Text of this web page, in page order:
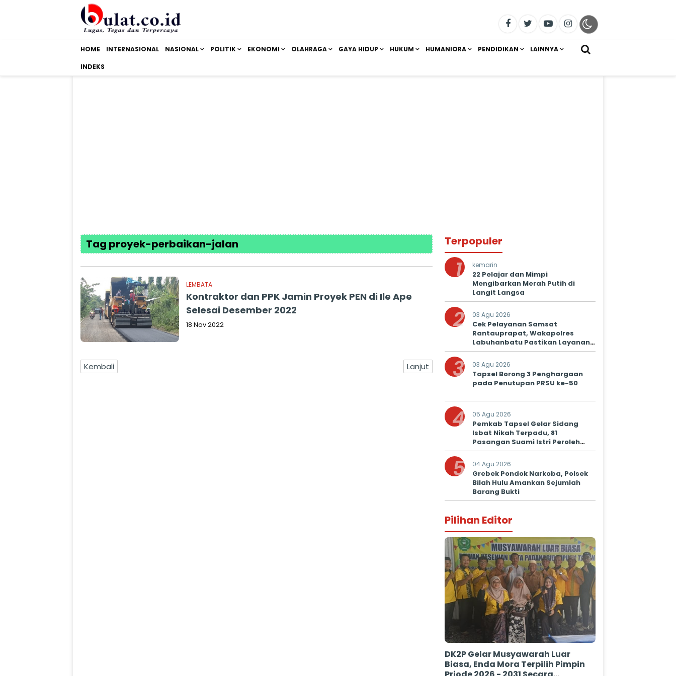
HOME INTERNASIONAL NASIONAL POLITIK EKONOMI OLAHRAGA GAYA HIDUP HUKUM HUMANIORA PENDIDIKAN LAINNYA
INDEKS
Tag proyek-perbaikan-jalan
LEMBATA
Kontraktor dan PPK Jamin Proyek PEN di Ile Ape
Selesai Desember 2022
18 Nov 2022
Kembali Lanjut
Terpopuler
1 kemarin
22 Pelajar dan Mimpi
Mengibarkan Merah Putih di
Langit Langsa
2 03 Agu 2026
Cek Pelayanan Samsat
Rantauprapat, Wakapolres
Labuhanbatu Pastikan Layanan
Prima untuk Masyarakat
3 03 Agu 2026
Tapsel Borong 3 Penghargaan
pada Penutupan PRSU ke-50
4 05 Agu 2026
Pemkab Tapsel Gelar Sidang
Isbat Nikah Terpadu, 81
Pasangan Suami Istri Peroleh
Kepastian Hukum
5 04 Agu 2026
Grebek Pondok Narkoba, Polsek
Bilah Hulu Amankan Sejumlah
Barang Bukti
Pilihan Editor
DK2P Gelar Musyawarah Luar
Biasa, Enda Mora Terpilih Pimpin